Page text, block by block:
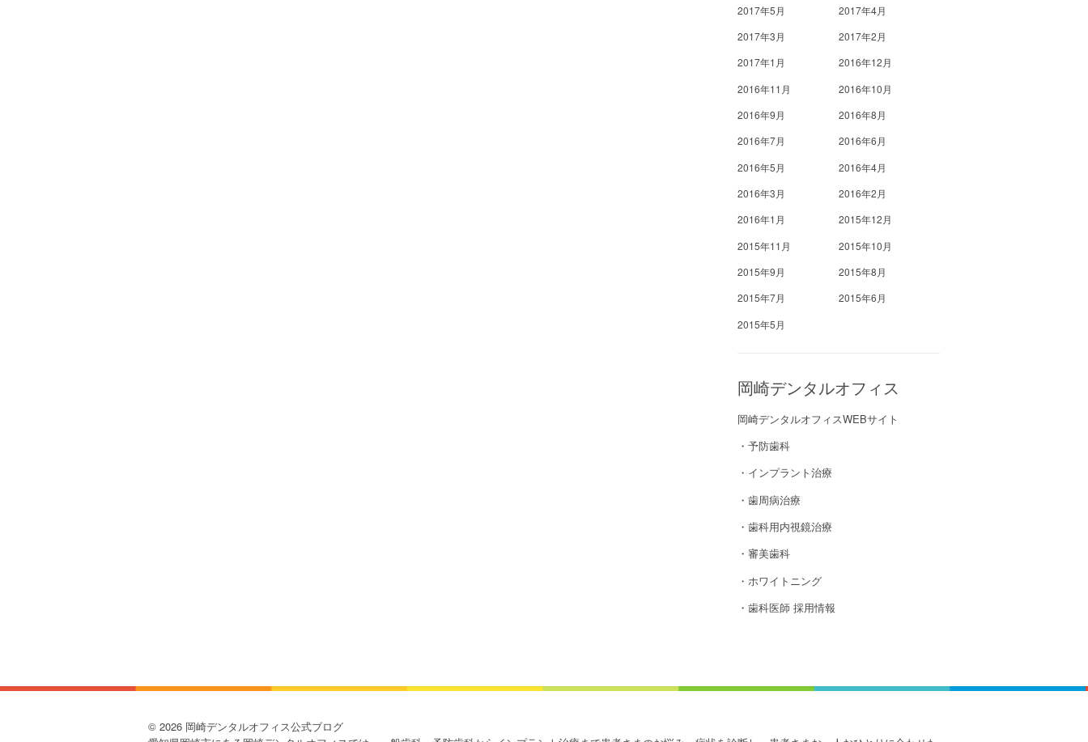
2017年5月
2017年4月
2017年3月
2017年2月
2017年1月
2016年12月
2016年11月
2016年10月
2016年9月
2016年8月
2016年7月
2016年6月
2016年5月
2016年4月
2016年3月
2016年2月
2016年1月
2015年12月
2015年11月
2015年10月
2015年9月
2015年8月
2015年7月
2015年6月
2015年5月
岡崎デンタルオフィス
岡崎デンタルオフィスWEBサイト
・予防歯科
・インプラント治療
・歯周病治療
・歯科用内視鏡治療
・審美歯科
・ホワイトニング
・歯科医師 採用情報
© 2026 岡崎デンタルオフィス公式ブログ